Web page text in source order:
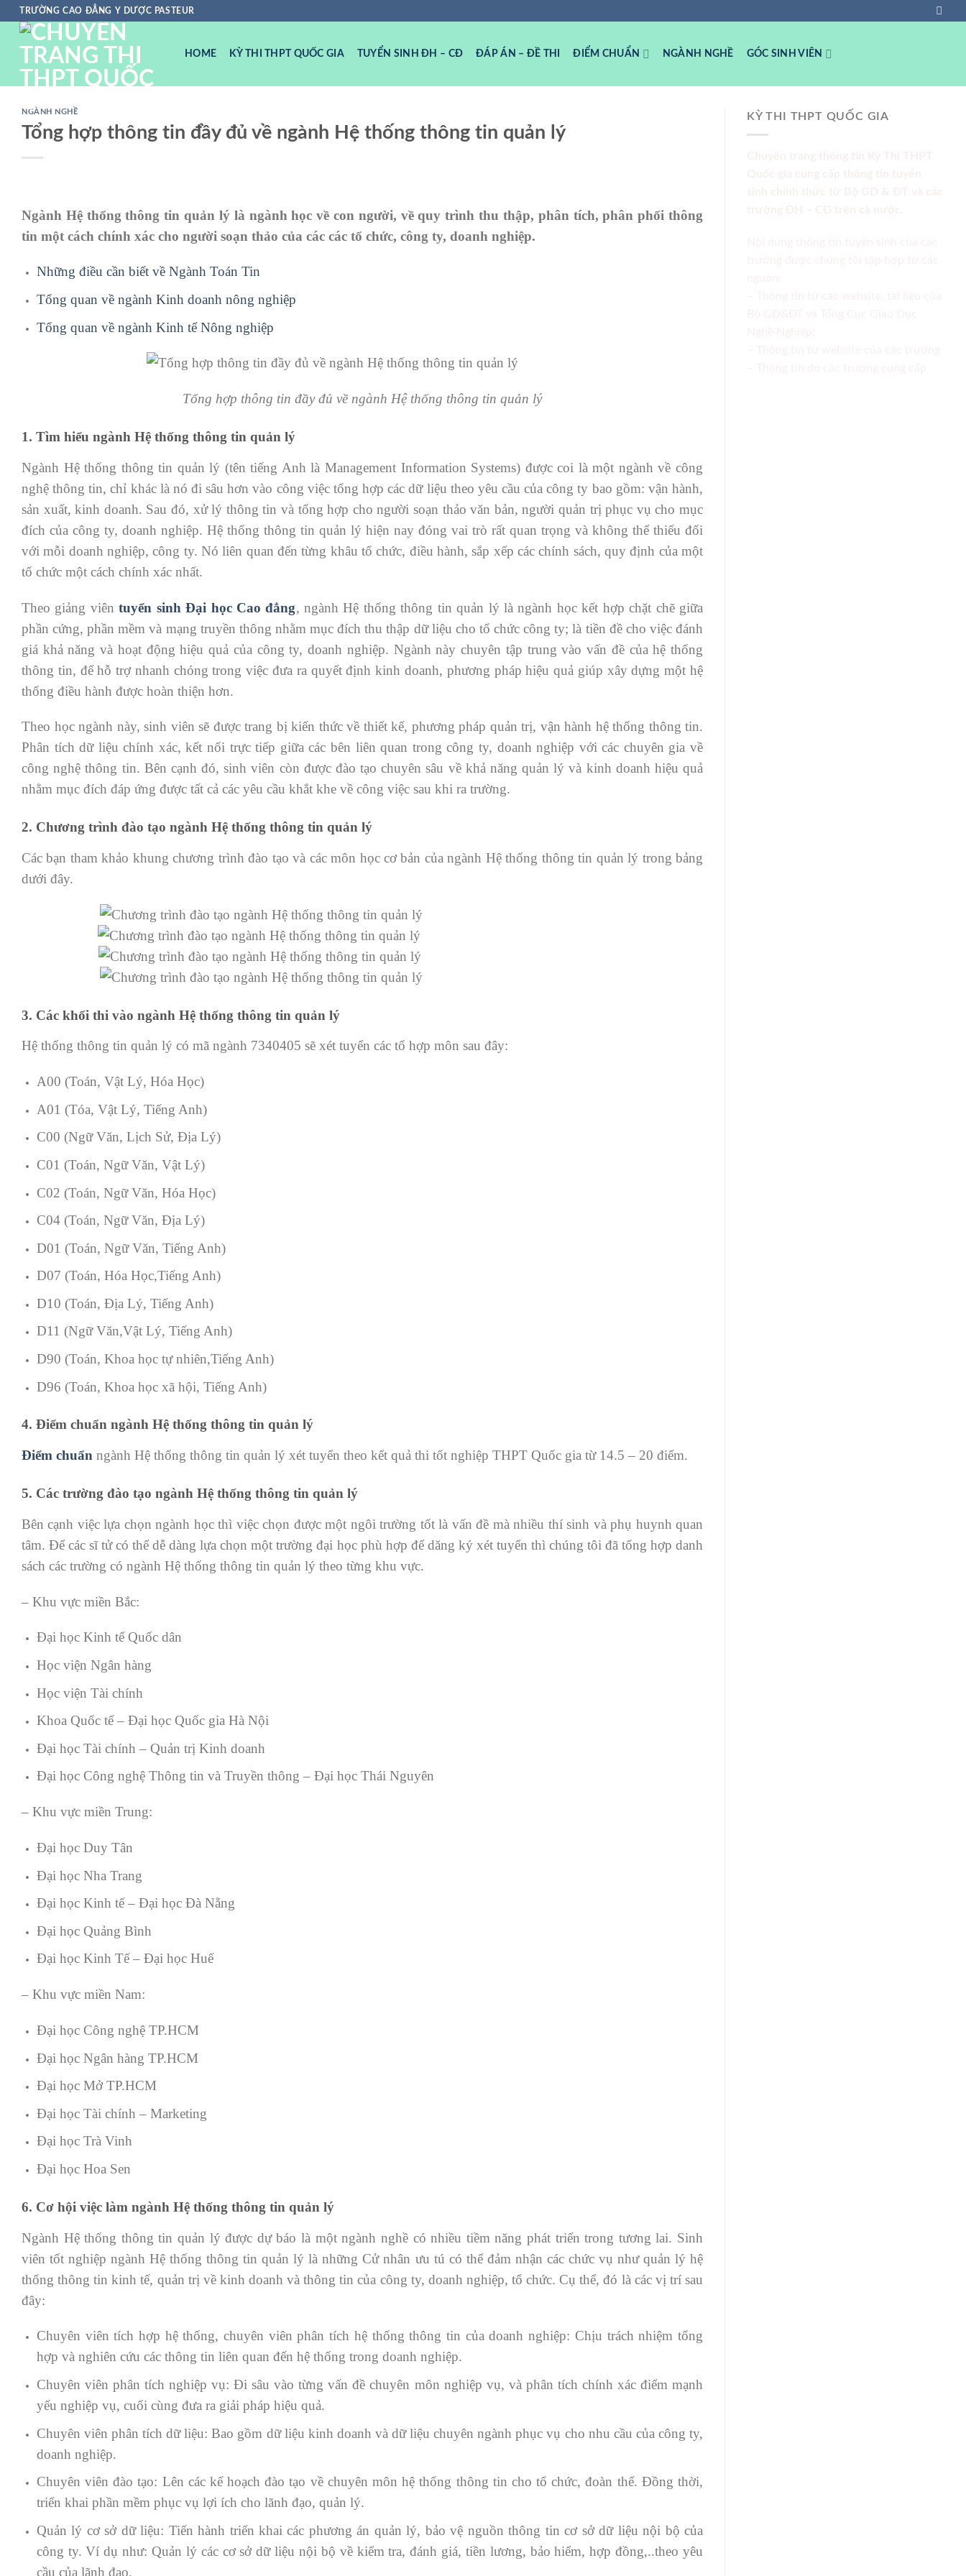
ChuyểnTRƯỜNG CAO ĐẲNG Y DƯỢC PASTEUR
HOME KỲ THI THPT QUỐC GIA TUYỂN SINH ĐH – CĐ ĐÁP ÁN – ĐỀ THI ĐIỂM CHUẨN NGÀNH NGHỀ GÓC SINH VIÊN
NGÀNH NGHỀ
Tổng hợp thông tin đầy đủ về ngành Hệ thống thông tin quản lý
Ngành Hệ thống thông tin quản lý là ngành học về con người, về quy trình thu thập, phân tích, phân phối thông
tin một cách chính xác cho người soạn thảo của các các tổ chức, công ty, doanh nghiệp.
Những điều cần biết về Ngành Toán Tin
Tổng quan về ngành Kinh doanh nông nghiệp
Tổng quan về ngành Kinh tế Nông nghiệp
Tổng hợp thông tin đầy đủ về ngành Hệ thống thông tin quản lý
1. Tìm hiểu ngành Hệ thống thông tin quản lý
Ngành Hệ thống thông tin quản lý (tên tiếng Anh là Management Information Systems) được coi là một ngành về công
nghệ thông tin, chỉ khác là nó đi sâu hơn vào công việc tổng hợp các dữ liệu theo yêu cầu của công ty bao gồm: vận hành,
sản xuất, kinh doanh. Sau đó, xử lý thông tin và tổng hợp cho người soạn thảo văn bản, người quản trị phục vụ cho mục
đích của công ty, doanh nghiệp. Hệ thống thông tin quản lý hiện nay đóng vai trò rất quan trọng và không thể thiếu đối
với mỗi doanh nghiệp, công ty. Nó liên quan đến từng khâu tổ chức, điều hành, sắp xếp các chính sách, quy định của một
tổ chức một cách chính xác nhất.
Theo giảng viêntuyển sinh Đại học Cao đẳng, ngành Hệ thống thông tin quản lý là ngành học kết hợp chặt chẽ giữa
phần cứng, phần mềm và mạng truyền thông nhằm mục đích thu thập dữ liệu cho tổ chức công ty; là tiền đề cho việc đánh
giá khả năng và hoạt động hiệu quả của công ty, doanh nghiệp. Ngành này chuyên tập trung vào vấn đề của hệ thống
thông tin, để hỗ trợ nhanh chóng trong việc đưa ra quyết định kinh doanh, phương pháp hiệu quả giúp xây dựng một hệ
thống điều hành được hoàn thiện hơn.
Theo học ngành này, sinh viên sẽ được trang bị kiến thức về thiết kế, phương pháp quản trị, vận hành hệ thống thông tin.
Phân tích dữ liệu chính xác, kết nối trực tiếp giữa các bên liên quan trong công ty, doanh nghiệp với các chuyên gia về
công nghệ thông tin. Bên cạnh đó, sinh viên còn được đào tạo chuyên sâu về khả năng quản lý và kinh doanh hiệu quả
nhằm mục đích đáp ứng được tất cả các yêu cầu khắt khe về công việc sau khi ra trường.
2. Chương trình đào tạo ngành Hệ thống thông tin quản lý
Các bạn tham khảo khung chương trình đào tạo và các môn học cơ bản của ngành Hệ thống thông tin quản lý trong bảng
dưới đây.
3. Các khối thi vào ngành Hệ thống thông tin quản lý
Hệ thống thông tin quản lý có mã ngành 7340405 sẽ xét tuyển các tổ hợp môn sau đây:
A00 (Toán, Vật Lý, Hóa Học)
A01 (Tóa, Vật Lý, Tiếng Anh)
C00 (Ngữ Văn, Lịch Sử, Địa Lý)
C01 (Toán, Ngữ Văn, Vật Lý)
C02 (Toán, Ngữ Văn, Hóa Học)
C04 (Toán, Ngữ Văn, Địa Lý)
D01 (Toán, Ngữ Văn, Tiếng Anh)
D07 (Toán, Hóa Học,Tiếng Anh)
D10 (Toán, Địa Lý, Tiếng Anh)
D11 (Ngữ Văn,Vật Lý, Tiếng Anh)
D90 (Toán, Khoa học tự nhiên,Tiếng Anh)
D96 (Toán, Khoa học xã hội, Tiếng Anh)
4. Điểm chuẩn ngành Hệ thống thông tin quản lý
Điểm chuẩn ngành Hệ thống thông tin quản lý xét tuyển theo kết quả thi tốt nghiệp THPT Quốc gia từ 14.5 – 20 điểm.
5. Các trường đào tạo ngành Hệ thống thông tin quản lý
Bên cạnh việc lựa chọn ngành học thì việc chọn được một ngôi trường tốt là vấn đề mà nhiều thí sinh và phụ huynh quan
tâm. Để các sĩ tử có thể dễ dàng lựa chọn một trường đại học phù hợp để dăng ký xét tuyển thì chúng tôi đã tổng hợp danh
sách các trường có ngành Hệ thống thông tin quản lý theo từng khu vực.
– Khu vực miền Bắc:
Đại học Kinh tế Quốc dân
Học viện Ngân hàng
Học viện Tài chính
Khoa Quốc tế – Đại học Quốc gia Hà Nội
Đại học Tài chính – Quản trị Kinh doanh
Đại học Công nghệ Thông tin và Truyền thông – Đại học Thái Nguyên
– Khu vực miền Trung:
Đại học Duy Tân
Đại học Nha Trang
Đại học Kinh tế – Đại học Đà Nẵng
Đại học Quảng Bình
Đại học Kinh Tế – Đại học Huế
– Khu vực miền Nam:
Đại học Công nghệ TP.HCM
Đại học Ngân hàng TP.HCM
Đại học Mở TP.HCM
Đại học Tài chính – Marketing
Đại học Trà Vinh
Đại học Hoa Sen
6. Cơ hội việc làm ngành Hệ thống thông tin quản lý
Ngành Hệ thống thông tin quản lý được dự báo là một ngành nghề có nhiều tiềm năng phát triển trong tương lai. Sinh
viên tốt nghiệp ngành Hệ thống thông tin quản lý là những Cử nhân ưu tú có thể đảm nhận các chức vụ như quản lý hệ
thống thông tin kinh tế, quản trị về kinh doanh và thông tin của công ty, doanh nghiệp, tổ chức. Cụ thể, đó là các vị trí sau
đây:
Chuyên viên tích hợp hệ thống, chuyên viên phân tích hệ thống thông tin của doanh nghiệp: Chịu trách nhiệm tổng
hợp và nghiên cứu các thông tin liên quan đến hệ thống trong doanh nghiệp.
Chuyên viên phân tích nghiệp vụ: Đi sâu vào từng vấn đề chuyên môn nghiệp vụ, và phân tích chính xác điểm mạnh
yếu nghiệp vụ, cuối cùng đưa ra giải pháp hiệu quả.
Chuyên viên phân tích dữ liệu: Bao gồm dữ liệu kinh doanh và dữ liệu chuyên ngành phục vụ cho nhu cầu của công ty,
doanh nghiệp.
Chuyên viên đào tạo: Lên các kế hoạch đào tạo về chuyên môn hệ thống thông tin cho tổ chức, đoàn thể. Đồng thời,
triển khai phần mềm phục vụ lợi ích cho lãnh đạo, quản lý.
Quản lý cơ sở dữ liệu: Tiến hành triển khai các phương án quản lý, bảo vệ nguồn thông tin cơ sở dữ liệu nội bộ của
công ty. Ví dụ như: Quản lý các cơ sở dữ liệu nội bộ về kiểm tra, đánh giá, tiền lương, bảo hiểm, hợp đồng,..theo yêu
cầu của lãnh đạo.
KỲ THI THPT QUỐC GIA